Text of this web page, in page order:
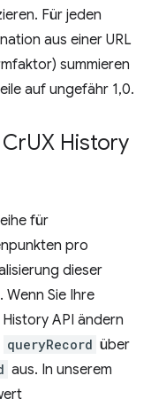
Für jeden
aus einer URL
summieren
auf ungefähr 1,0.
UX History
für
pro
dieser
Sie Ihre
API ändern
queryRecord über
aus. In unserem